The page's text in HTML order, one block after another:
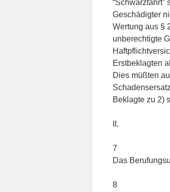
Geschädigter
Wertung aus §
unberechtigte
Erstbeklagten
Dies müßten
Beklagte zu 2)
II.
7
Das
8